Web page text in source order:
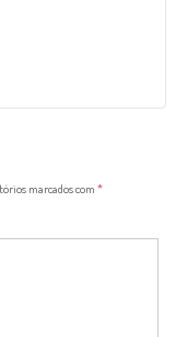
marcados com*